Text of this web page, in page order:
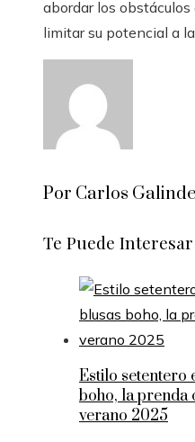
abordar los obstáculos
limitar su potencial a
Por Carlos
Te Puede Interesar
Estilo setentero
boho, la prenda
verano 2025